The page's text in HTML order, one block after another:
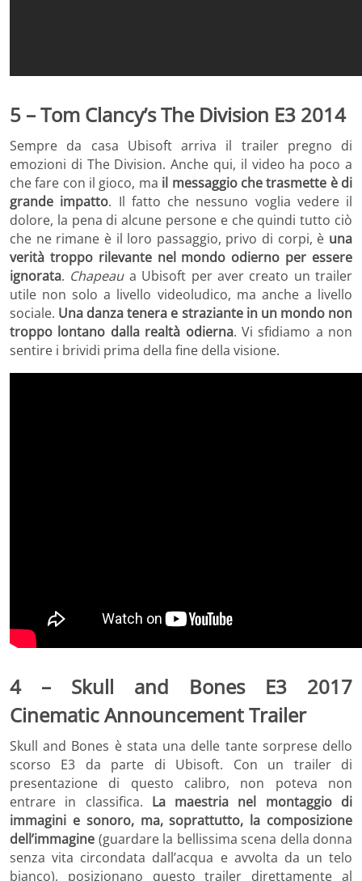
5 – Tom Clancy’s The Division E3 2014
Sempre da casa Ubisoft arriva il trailer pregno di
emozioni di The Division. Anche qui, il video ha poco a
che fare con il gioco, ma il messaggio che trasmette è di
grande impatto. Il fatto che nessuno voglia vedere il
dolore, la pena di alcune persone e che quindi tutto ciò
che ne rimane è il loro passaggio, privo di corpi, è una
verità troppo rilevante nel mondo odierno per essere
ignorata. Chapeaua Ubisoft per aver creato un trailer
utile non solo a livello videoludico, ma anche a livello
sociale. Una danza tenera e straziante in un mondo non
troppo lontano dalla realtà odierna. Vi sfidiamo a non
sentire i brividi prima della fine della visione.
4 – Skull and Bones E3 2017
Cinematic Announcement Trailer
Skull and Bones è stata una delle tante sorprese dello
scorso E3 da parte di Ubisoft. Con un trailer di
presentazione di questo calibro, non poteva non
entrare in classifica. La maestria nel montaggio di
immagini e sonoro, ma, soprattutto, la composizione
dell’immagine (guardare la bellissima scena della donna
senza vita circondata dall’acqua e avvolta da un telo
bianco), posizionano questo trailer direttamente al